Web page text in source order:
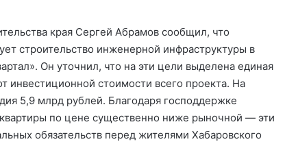
края Сергей Абрамов сообщил, что
строительство инженерной инфраструктуры в
Он уточнил, что на эти цели выделена единая
инвестиционной стоимости всего проекта. На
5,9 млрд рублей. Благодаря господдержке
по цене существенно ниже рыночной — эти
обязательств перед жителями Хабаровского